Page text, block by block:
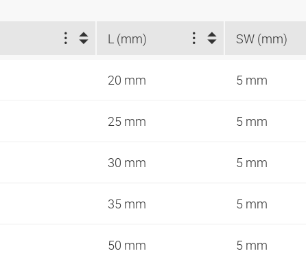
L (mm) SW (mm)
20 mm 5 mm
25 mm 5 mm
30 mm 5 mm
35 mm 5 mm
50 mm 5 mm